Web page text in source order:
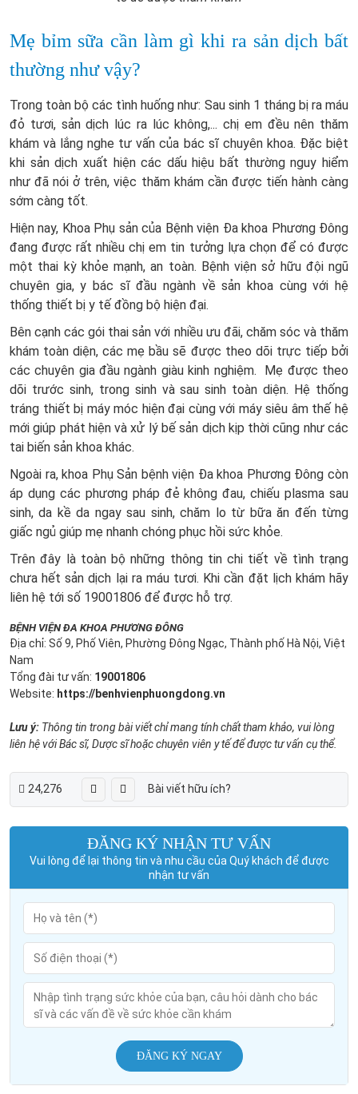
Mẹ bỉm sữa cần làm gì khi ra sản dịch bất
thường như vậy?
Trong toàn bộ các tình huống như: Sau sinh 1 tháng bị ra máu
đỏ tươi, sản dịch lúc ra lúc không,... chị em đều nên thăm
khám và lắng nghe tư vấn của bác sĩ chuyên khoa. Đặc biệt
khi sản dịch xuất hiện các dấu hiệu bất thường nguy hiểm
như đã nói ở trên, việc thăm khám cần được tiến hành càng
sớm càng tốt.
Hiện nay, Khoa Phụ sản của Bệnh viện Đa khoa Phương Đông
đang được rất nhiều chị em tin tưởng lựa chọn để có được
một thai kỳ khỏe mạnh, an toàn. Bệnh viện sở hữu đội ngũ
chuyên gia, y bác sĩ đầu ngành về sản khoa cùng với hệ
thống thiết bị y tế đồng bộ hiện đại.
Bên cạnh các gói thai sản với nhiều ưu đãi, chăm sóc và thăm
khám toàn diện, các mẹ bầu sẽ được theo dõi trực tiếp bởi
các chuyên gia đầu ngành giàu kinh nghiệm. Mẹ được theo
dõi trước sinh, trong sinh và sau sinh toàn diện. Hệ thống
tráng thiết bị máy móc hiện đại cùng với máy siêu âm thế hệ
mới giúp phát hiện và xử lý bế sản dịch kịp thời cũng như các
tai biến sản khoa khác.
Ngoài ra, khoa Phụ Sản bệnh viện Đa khoa Phương Đông còn
áp dụng các phương pháp đẻ không đau, chiếu plasma sau
sinh, da kề da ngay sau sinh, chăm lo từ bữa ăn đến từng
giấc ngủ giúp mẹ nhanh chóng phục hồi sức khỏe.
Trên đây là toàn bộ những thông tin chi tiết về tình trạng
chưa hết sản dịch lại ra máu tươi. Khi cần đặt lịch khám hãy
liên hệ tới số 19001806 để được hỗ trợ.
BỆNH VIỆN ĐA KHOA PHƯƠNG ĐÔNG
Địa chỉ: Số 9, Phố Viên, Phường Đông Ngạc, Thành phố Hà Nội, Việt
Nam
Tổng đài tư vấn: 19001806
Website: https://benhvienphuongdong.vn
Lưu ý: Thông tin trong bài viết chỉ mang tính chất tham khảo, vui lòng
liên hệ với Bác sĩ, Dược sĩ hoặc chuyên viên y tế để được tư vấn cụ thể.
24,276 Bài viết hữu ích?
ĐĂNG KÝ NHẬN TƯ VẤN
Vui lòng để lại thông tin và nhu cầu của Quý khách để được
nhận tư vấn
ĐĂNG KÝ NGAY